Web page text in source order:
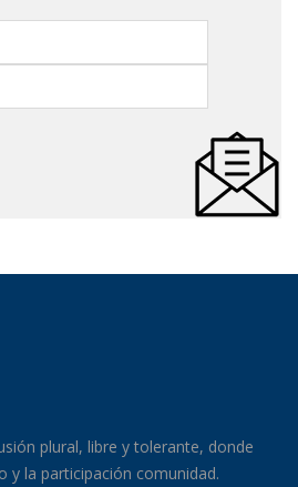
plural, libre y tolerante, donde
y la participación comunidad.